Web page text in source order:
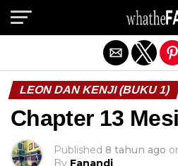
LEON DAN KENJI (BUKU 1)
Chapter 13
Published 8 tahun ago
By Fanandi
Exit mobile